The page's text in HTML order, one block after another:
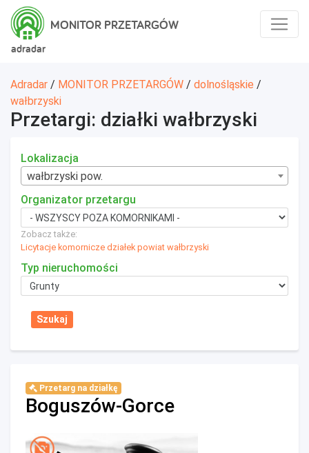
adradar
MONITOR PRZETARGÓW
Adradar / MONITOR PRZETARGÓW / dolnośląskie /
wałbrzyski
Przetargi: działki wałbrzyski
Lokalizacja
wałbrzyski pow.
Organizator przetargu
Zobacz także:
Licytacje komornicze działek powiat wałbrzyski
Typ nieruchomości
Przetarg na działkę
Boguszów-Gorce